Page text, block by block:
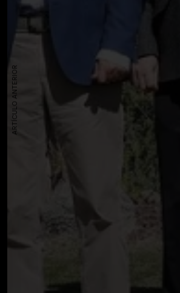
ARTÍCULO ANTERIOR